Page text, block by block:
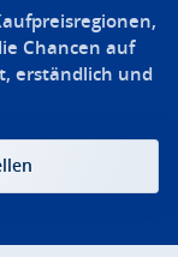
Chancen auf
erständlich und